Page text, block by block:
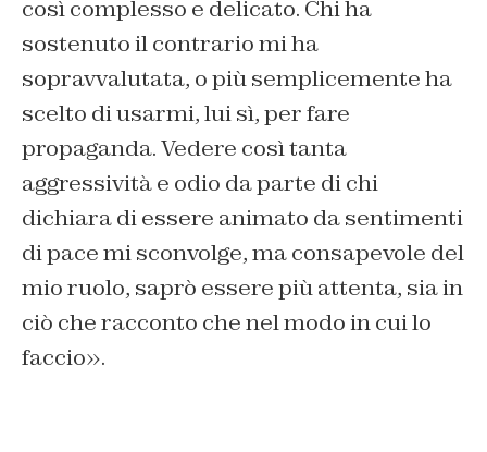
così complesso e delicato. Chi ha
sostenuto il contrario mi ha
sopravvalutata, o più semplicemente ha
scelto di usarmi, lui sì, per fare
propaganda. Vedere così tanta
aggressività e odio da parte di chi
dichiara di essere animato da sentimenti
di pace mi sconvolge, ma consapevole del
mio ruolo, saprò essere più attenta, sia in
ciò che racconto che nel modo in cui lo
faccio».